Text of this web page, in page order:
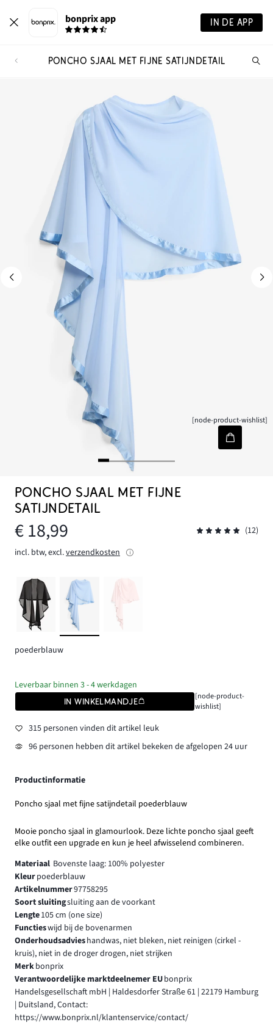
bonprix app IN DE APP
PONCHO SJAAL MET FIJNE SATIJNDETAIL
[node-product-wishlist]
PONCHO SJAAL MET FIJNE
SATIJNDETAIL
€ 18,99
(12)
incl. btw, excl.verzendkosten
poederblauw
Leverbaar binnen 3 - 4 werkdagen
IN WINKELMANDJE
[node-product-
wishlist]
315 personen vinden dit artikel leuk
96 personen hebben dit artikel bekeken de afgelopen 24 uur
Productinformatie
Poncho sjaal met fijne satijndetail poederblauw
Mooie poncho sjaal in glamourlook. Deze lichte poncho sjaal geeft
elke outfit een upgrade en kun je heel afwisselend combineren.
Materiaal Bovenste laag: 100% polyester
Kleurpoederblauw
Artikelnummer97758295
Soort sluitingsluiting aan de voorkant
Lengte105 cm (one size)
Functieswijd bij de bovenarmen
Onderhoudsadvieshandwas, niet bleken, niet reinigen (cirkel -
kruis), niet in de droger drogen, niet strijken
Merkbonprix
Verantwoordelijke marktdeelnemer EUbonprix
Handelsgesellschaft mbH | Haldesdorfer Straße 61 | 22179 Hamburg
| Duitsland, Contact:
https://www.bonprix.nl/klantenservice/contact/